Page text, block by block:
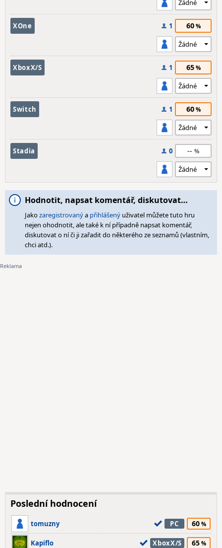
XOne 1 60
XboxX/S 1 65
Switch 1 60
Stadia 0 --
Hodnotit, napsat komentář, diskutovat…
Jakozaregistrovanýa přihlášený uživatel můžete tuto hru
nejen ohodnotit, ale také k ní případně napsat komentář,
diskutovat o ní či ji zařadit do některého ze seznamů (vlastním,
chci atd.).
Poslední hodnocení
tomuzny PC 60
Kapiflo XboxX/S 65